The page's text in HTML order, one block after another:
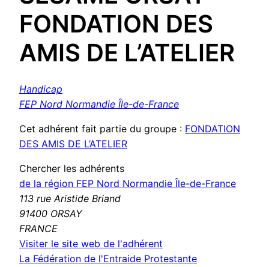
FONDATION DES
AMIS DE L’ATELIER
Handicap
FEP Nord Normandie Île-de-France
Cet adhérent fait partie du groupe : FONDATION
DES AMIS DE L’ATELIER
Chercher les adhérents
de la région FEP Nord Normandie Île-de-France
113 rue Aristide Briand
91400 ORSAY
FRANCE
Visiter le site web de l'adhérent
fenêtre)
La Fédération de l'Entraide Protestante